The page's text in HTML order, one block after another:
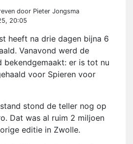
door Pieter Jongsma
20:05
heeft na drie dagen bijna 6
Vanavond werd de
bekendgemaakt: er is tot nu
voor Spieren voor
stond de teller nog op
Dat was al ruim 2 miljoen
editie in Zwolle.